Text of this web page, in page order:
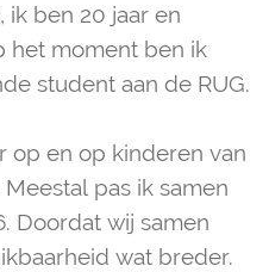
ik ben 20 jaar en
het moment ben ik
student aan de RUG.
op en op kinderen van
pas ik samen
Doordat wij samen
wat breder.